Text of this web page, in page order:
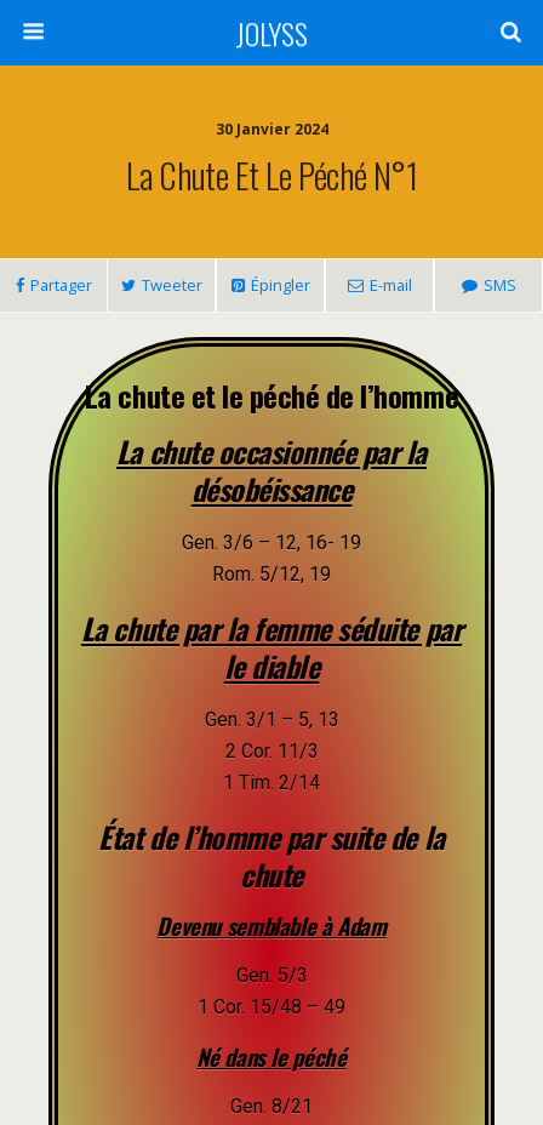
JOLYSS
30 Janvier 2024
La Chute Et Le Péché N°1
Partager Tweeter Épingler E-mail SMS
La chute et le péché de l’homme
La chute occasionnée par la
désobéissance
Gen. 3/6 – 12, 16- 19
Rom. 5/12, 19
La chute par la femme séduite par
le diable
Gen. 3/1 – 5, 13
2 Cor. 11/3
1 Tim. 2/14
État de l’homme par suite de la
chute
Devenu semblable à Adam
Gen. 5/3
1 Cor. 15/48 – 49
Né dans le péché
Gen. 8/21